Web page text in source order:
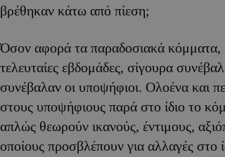
βρέθηκαν κάτω από πίεση;
Όσον αφορά τα παραδοσιακά κόμματα,
τελευταίες εβδομάδες, σίγουρα
συνέβαλαν οι υποψήφιοι. Ολοένα και
στους υποψήφιους παρά στο ίδιο το
απλώς θεωρούν ικανούς, έντιμους,
οποίους προσβλέπουν για αλλαγές στο